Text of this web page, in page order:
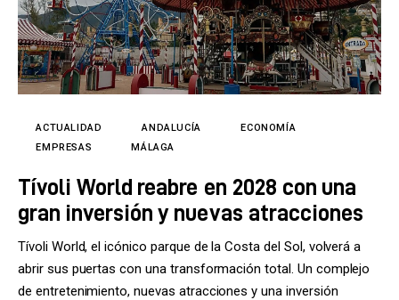
ACTUALIDAD ANDALUCÍA
ECONOMÍA
EMPRESAS
MÁLAGA
Tívoli World reabre en 2028 con una
gran inversión y nuevas atracciones
Tívoli World, el icónico parque de la Costa del Sol, volverá a
abrir sus puertas con una transformación total. Un complejo
de entretenimiento, nuevas atracciones y una inversión